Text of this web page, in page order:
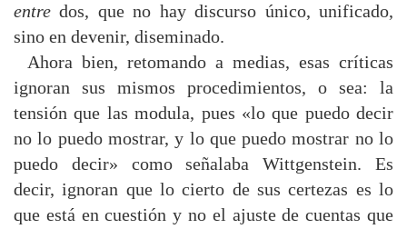
entre dos, que no hay discurso único, unificado,
sino en devenir, diseminado.
Ahora bien, retomando a medias, esas críticas
ignoran sus mismos procedimientos, o sea: la
tensión que las modula, pues «lo que puedo decir
no lo puedo mostrar, y lo que puedo mostrar no lo
puedo decir» como señalaba Wittgenstein. Es
decir, ignoran que lo cierto de sus certezas es lo
que está en cuestión y no el ajuste de cuentas que